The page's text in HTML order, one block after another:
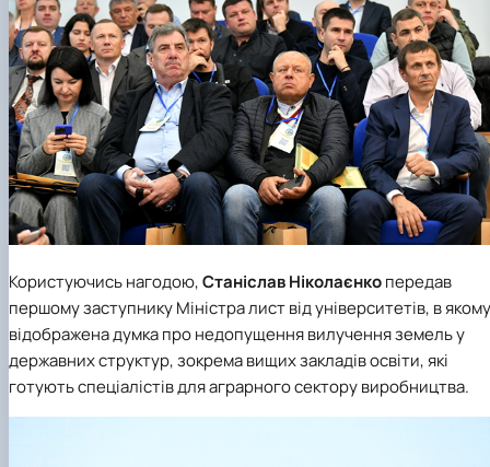
Користуючись нагодою,Станіслав Ніколаєнкопередав
першому заступнику Міністра лист від університетів, в якому
відображена думка про недопущення вилучення земель у
державних структур, зокрема вищих закладів освіти, які
готують спеціалістів для аграрного сектору виробництва.